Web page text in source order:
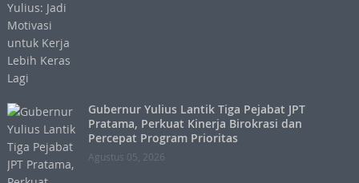
Gubernur Yulius Lantik Tiga Pejabat JPT
Pratama, Perkuat Kinerja Birokrasi dan
Percepat Program Prioritas
Agustus 05, 2026